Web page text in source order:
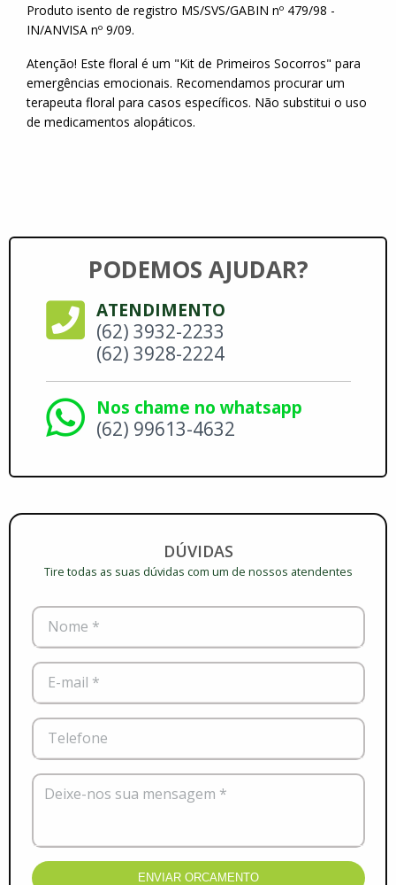
Produto isento de registro MS/SVS/GABIN nº 479/98 -
IN/ANVISA nº 9/09.
Atenção! Este floral é um "Kit de Primeiros Socorros" para
emergências emocionais. Recomendamos procurar um
terapeuta floral para casos específicos. Não substitui o uso
de medicamentos alopáticos.
PODEMOS AJUDAR?
ATENDIMENTO
(62) 3932-2233
(62) 3928-2224
Nos chame no whatsapp
(62) 99613-4632
DÚVIDAS
Tire todas as suas dúvidas com um de nossos atendentes
Nome *
E-mail *
Telefone
Deixe-nos sua mensagem *
ENVIAR ORCAMENTO